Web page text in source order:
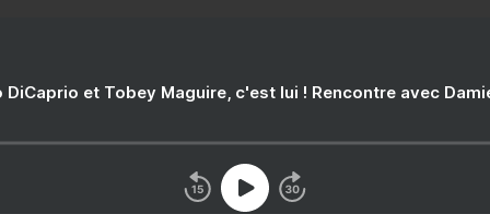
DiCaprio et Tobey Maguire, c'est lui ! Rencontre avec